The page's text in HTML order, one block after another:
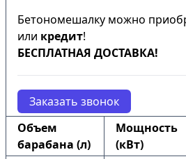
Бетономешалку можно
или кредит!
БЕСПЛАТНАЯ ДОСТАВКА!
Заказать звонок
Объем
барабана (л)
Мощность
(кВт)